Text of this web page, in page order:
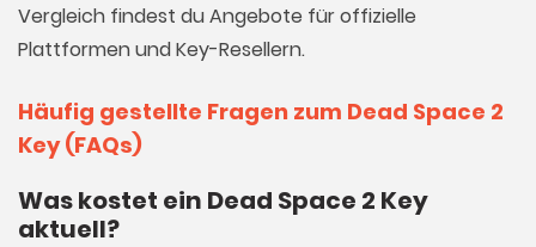
Vergleich findest du Angebote für offizielle
Plattformen und Key-Resellern.
Häufig gestellte Fragen zum Dead Space 2
Key (FAQs)
Was kostet ein Dead Space 2 Key
aktuell?